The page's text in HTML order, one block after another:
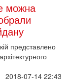
можна
представлено
2018-07-14 22:43